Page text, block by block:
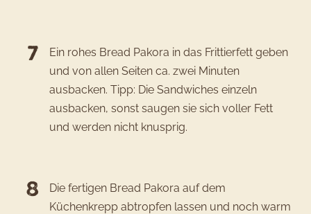
Ein rohes Bread Pakora in das Frittierfett geben
und von allen Seiten ca. zwei Minuten
ausbacken. Tipp: Die Sandwiches einzeln
ausbacken, sonst saugen sie sich voller Fett
und werden nicht knusprig.
Die fertigen Bread Pakora auf dem
Küchenkrepp abtropfen lassen und noch warm